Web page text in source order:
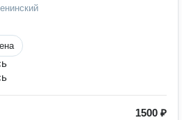
1500 ₽